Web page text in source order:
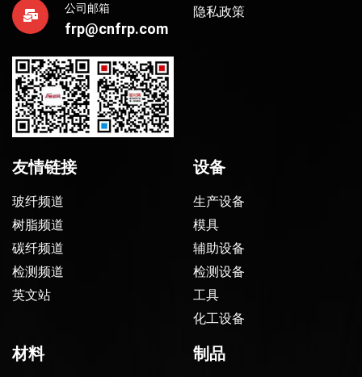
公司邮箱
frp@cnfrp.com
隐私政策
友情链接
玻纤频道
树脂频道
碳纤频道
检测频道
英文站
设备
生产设备
模具
辅助设备
检测设备
工具
化工设备
材料 制品